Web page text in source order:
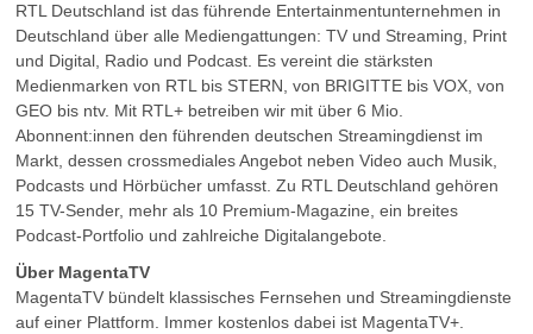
RTL Deutschland ist das führende Entertainmentunternehmen in
Deutschland über alle Mediengattungen: TV und Streaming, Print
und Digital, Radio und Podcast. Es vereint die stärksten
Medienmarken von RTL bis STERN, von BRIGITTE bis VOX, von
GEO bis ntv. Mit RTL+ betreiben wir mit über 6 Mio.
Abonnent:innen den führenden deutschen Streamingdienst im
Markt, dessen crossmediales Angebot neben Video auch Musik,
Podcasts und Hörbücher umfasst. Zu RTL Deutschland gehören
15 TV-Sender, mehr als 10 Premium-Magazine, ein breites
Podcast-Portfolio und zahlreiche Digitalangebote.
Über MagentaTV
MagentaTV bündelt klassisches Fernsehen und Streamingdienste
auf einer Plattform. Immer kostenlos dabei ist MagentaTV+.